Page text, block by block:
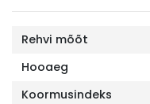
Rehvi mõõt
Hooaeg
Koormusindeks